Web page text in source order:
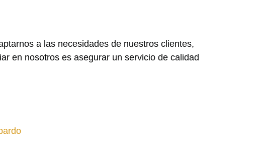
a las necesidades de nuestros clientes,
en nosotros es asegurar un servicio de calidad